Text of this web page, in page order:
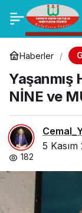
Haberler
Yaşanmış
NİNE ve
5 Kasım
182
Namazın 1.
yetişemezsek
cemaat
kaybetmiş
muyuz?